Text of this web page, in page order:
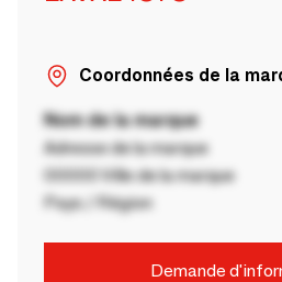
Coordonnées de la
Nom de la marque
Adresse de la marque
00000 Ville de la marque
Pays / Région
Demande